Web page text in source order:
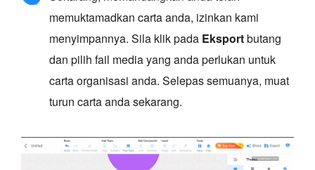
memuktamadkan carta anda, izinkan kami
menyimpannya. Sila klik pada Eksportbutang
dan pilih fail media yang anda perlukan untuk
carta organisasi anda. Selepas semuanya, muat
turun carta anda sekarang.